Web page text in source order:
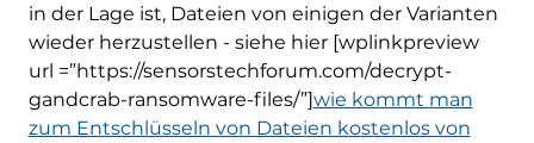
in der Lage ist, Dateien von einigen der Varianten
wieder herzustellen - siehe hier [wplinkpreview
url =”https://sensorstechforum.com/decrypt-
gandcrab-ransomware-files/”]wie kommt man
zum Entschlüsseln von Dateien kostenlos von